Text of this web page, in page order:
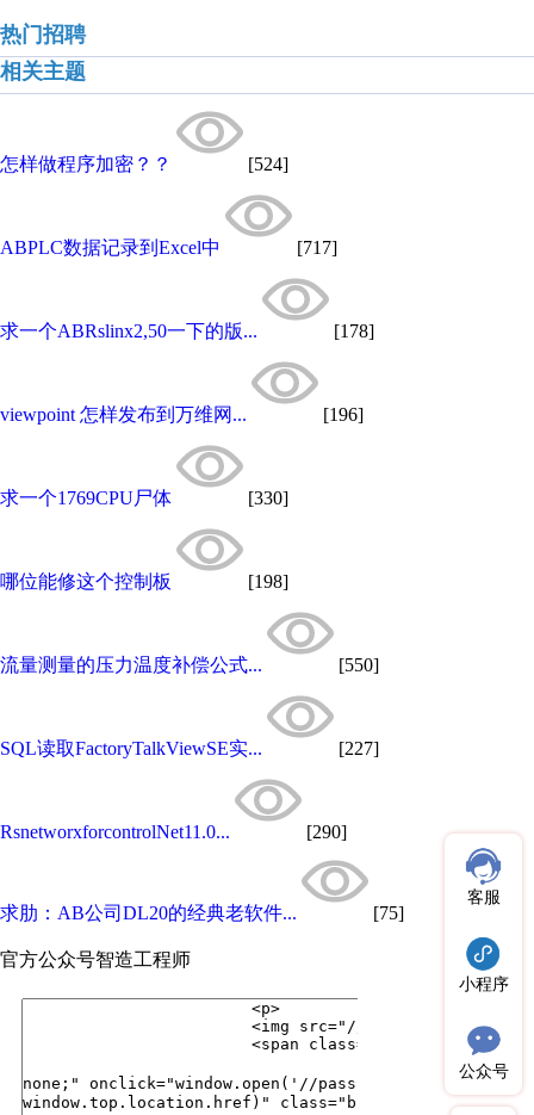
热门招聘
相关主题
怎样做程序加密？？ [524]
ABPLC数据记录到Excel中 [717]
求一个ABRslinx2,50一下的版... [178]
viewpoint 怎样发布到万维网... [196]
求一个1769CPU尸体 [330]
哪位能修这个控制板 [198]
流量测量的压力温度补偿公式... [550]
SQL读取FactoryTalkViewSE实... [227]
RsnetworxforcontrolNet11.0... [290]
求肋：AB公司DL20的经典老软件... [75]
官方公众号智造工程师
客服
小程序
公众号